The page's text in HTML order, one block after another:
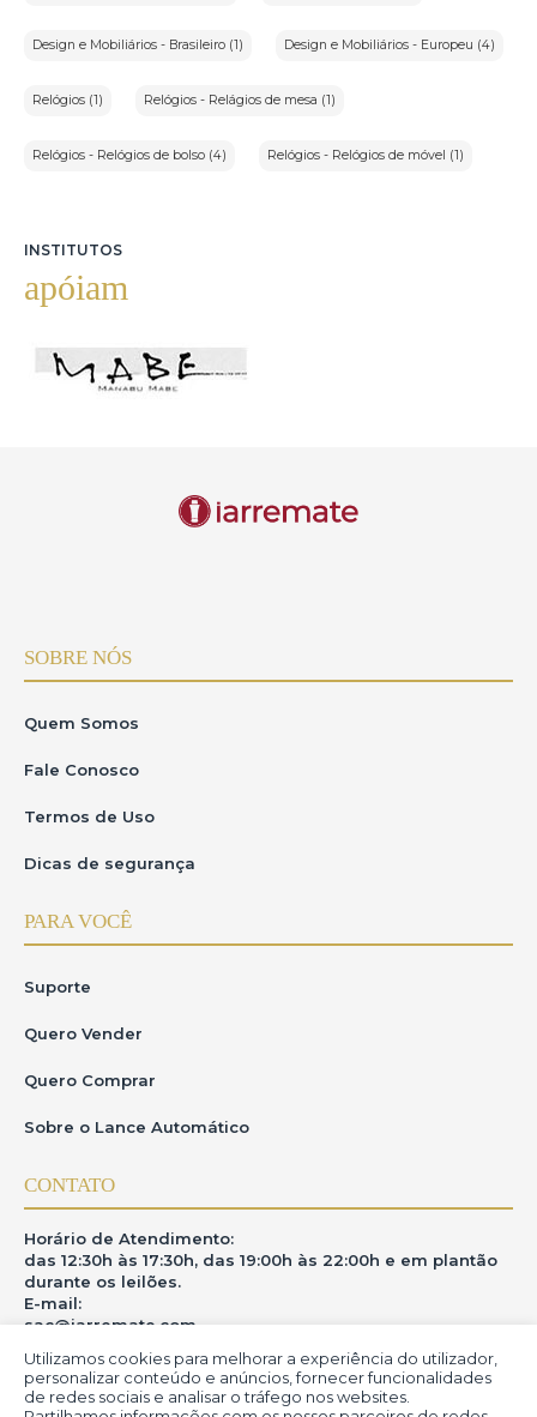
Utilizamos cookies para melhorar a experiência do utilizador,
personalizar conteúdo e anúncios, fornecer funcionalidades
de redes sociais e analisar o tráfego nos websites.
Design e Mobiliários - Brasileiro (1) Design e Mobiliários - Europeu (4)
Relógios (1) Relógios - Relágios de mesa (1)
Relógios - Relógios de bolso (4) Relógios - Relógios de móvel (1)
INSTITUTOS
apóiam
SOBRE NÓS
Quem Somos
Fale Conosco
Termos de Uso
Dicas de segurança
PARA VOCÊ
Suporte
Quero Vender
Quero Comprar
Sobre o Lance Automático
CONTATO
Horário de Atendimento:
das 12:30h às 17:30h, das 19:00h às 22:00h e em plantão
durante os leilões.
E-mail:
sac@iarremate.com
ONDE ESTAMOS